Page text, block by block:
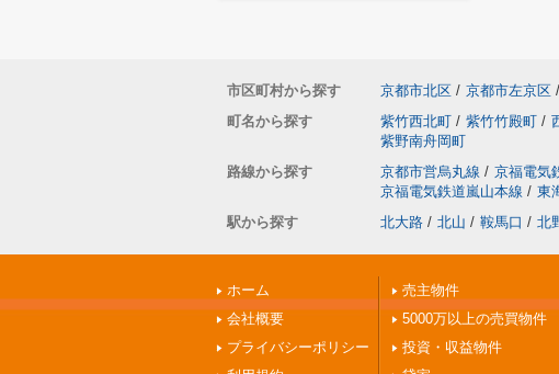
市区町村から探す 京都市北区 / 京都市左京区 /
町名から探す
紫竹西北町 / 紫竹竹殿町 /
紫野南舟岡町
路線から探す
京都市営烏丸線 / 京福電気
京福電気鉄道嵐山本線 / 東
駅から探す
北大路 / 北山 / 鞍馬口 / 北
ホーム
会社概要
プライバシーポリシー
売主物件
5000万以上の売買物件
投資・収益物件